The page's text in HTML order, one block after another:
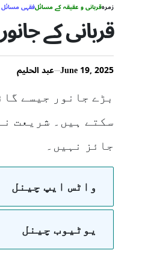
زمرہقربانی و عقیقہ کے مسائلفقہی مسائل
قربانی کے
June 19, 2025 عبد الحلیم
بڑے جانور جیسے
سکتے ہیں۔ شریعت
جائز نہیں۔
واٹس ایپ چینل
یوٹیوب چینل